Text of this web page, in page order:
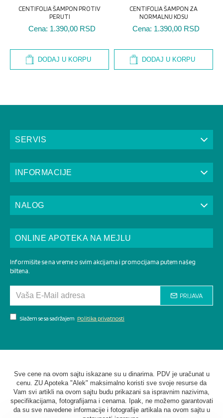
CENTIFOLIA ŠAMPON PROTIV
PERUTI
Cena: 1.390,00 RSD
DODAJ U KORPU
CENTIFOLIA ŠAMPON ZA
NORMALNU KOSU
Cena: 1.390,00 RSD
DODAJ U KORPU
SERVIS
INFORMACIJE
NALOG
ONLINE APOTEKA NA MEJLU
Informišite se na vreme o svim akcijama i promocijama putem našeg
biltena.
PRIJAVA
Slažem se sa sadržajem Politika privatnosti
Sve cene na ovom sajtu iskazane su u dinarima. PDV je uračunat u
cenu. ZU Apoteka "Alek" maksimalno koristi sve svoje resurse da
Vam svi artikli na ovom sajtu budu prikazani sa ispravnim nazivima,
specifikacijama, fotografijama i cenama. Ipak, ne možemo garantovati
da su sve navedene informacije i fotografije artikala na ovom sajtu u